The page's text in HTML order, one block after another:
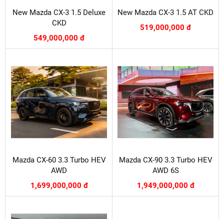
New Mazda CX-3 1.5 Deluxe
CKD
549,000,000 đ
New Mazda CX-3 1.5 AT CKD
519,000,000 đ
Mazda CX-60 3.3 Turbo HEV
AWD
1,699,000,000 đ
Mazda CX-90 3.3 Turbo HEV
AWD 6S
1,949,000,000 đ